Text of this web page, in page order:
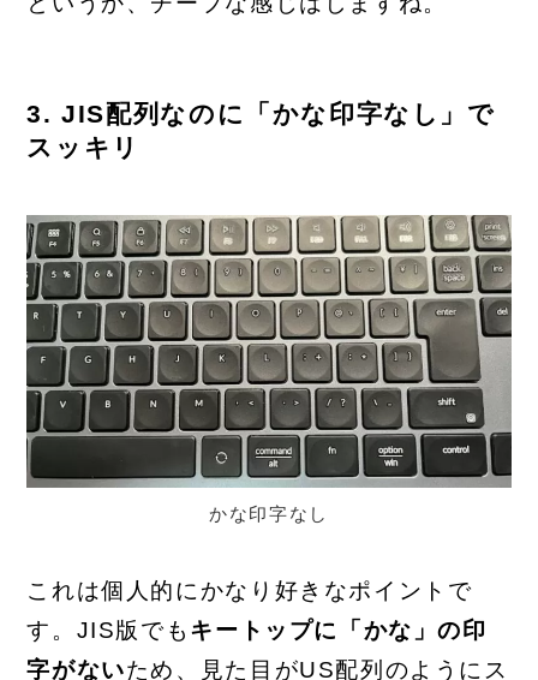
3. JIS配列なのに「かな印字なし」で
スッキリ
かな印字なし
これは個人的にかなり好きなポイントで
す。JIS版でも キートップに「かな」の印
字がないため、見た目がUS配列のようにス